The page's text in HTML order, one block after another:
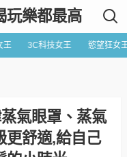
玩樂都最高
王 3C科技女王 慾望狂女
氣眼罩、蒸氣
更舒適,給自己